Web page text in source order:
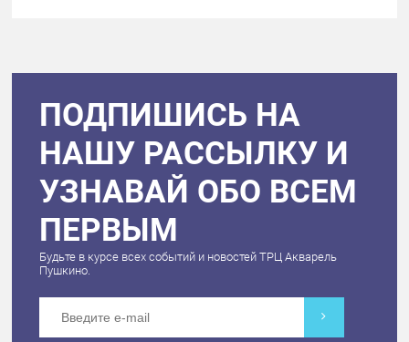
ПОДПИШИСЬ НА
НАШУ РАССЫЛКУ И
УЗНАВАЙ ОБО ВСЕМ
ПЕРВЫМ
Будьте в курсе всех событий и новостей ТРЦ Акварель
Пушкино.